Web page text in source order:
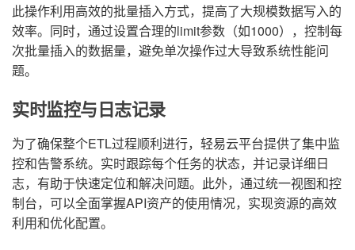
此操作利用高效的批量插入方式，提高了大规模数据写入的
效率。同时，通过设置合理的limit参数（如1000），控制每
次批量插入的数据量，避免单次操作过大导致系统性能问
题。
实时监控与日志记录
为了确保整个ETL过程顺利进行，轻易云平台提供了集中监
控和告警系统。实时跟踪每个任务的状态，并记录详细日
志，有助于快速定位和解决问题。此外，通过统一视图和控
制台，可以全面掌握API资产的使用情况，实现资源的高效
利用和优化配置。